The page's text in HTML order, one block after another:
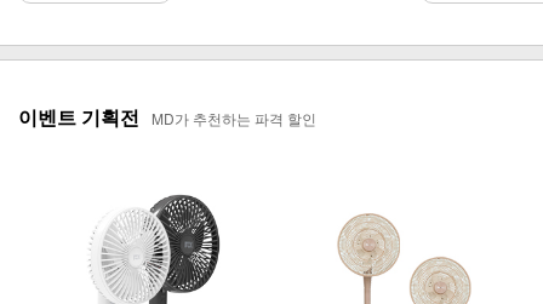
이벤트 기획전 MD가 추천하는 파격 할인